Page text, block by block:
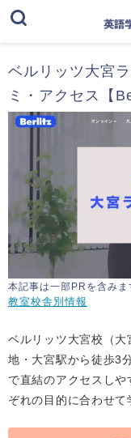
ベルリッツ大宮
ミ・アクセス【
本記事は一部PRを含みま
教室校舎別情報
ベルリッツ大宮校（
地・大宮駅から徒歩3
で直結のアクセスし
ぞれの目的に合わせて